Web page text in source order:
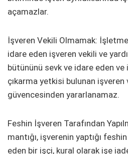
açamazlar.
İşveren Vekili Olmamak:
idare eden işveren vekili ve
bütününü sevk ve idare eden
çıkarma yetkisi bulunan işveren
güvencesinden yararlanamaz.
Feshin İşveren Tarafından
mantığı, işverenin yaptığı
eden bir işçi, kural olarak işe